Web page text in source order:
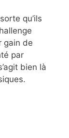
qu’ils
gain de
par
bien là